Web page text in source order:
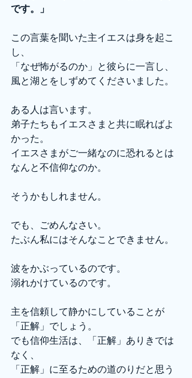
です。」
この言葉を聞いた主イエスは身を起こ
し、
「なぜ怖がるのか」と彼らに一言し、
風と湖とをしずめてくださいました。
ある人は言います。
弟子たちもイエスさまと共に眠ればよ
かった。
イエスさまがご一緒なのに恐れるとは
なんと不信仰なのか。
そうかもしれません。
でも、ごめんなさい。
たぶん私にはそんなことできません。
波をかぶっているのです。
溺れかけているのです。
主を信頼して静かにしていることが
「正解」でしょう。
でも信仰生活は、「正解」ありきでは
なく、
「正解」に至るための道のりだと思う